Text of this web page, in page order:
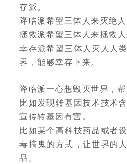
存派。
降临派希望三体人来灭绝人
拯救派希望三体人来拯救人
幸存派希望三体人灭人人
界，能够幸存下来。
降临派一心想毁灭世界，
比如发现转基因技术技术
宣传转基因有害。
比如某个高科技药品或者
毒搞鬼的方式，让世界的
品。